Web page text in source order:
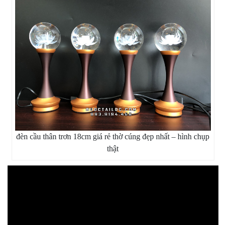
đèn cầu thân trơn 18cm giá rẻ thờ cúng đẹp nhất – hình chụp
thật